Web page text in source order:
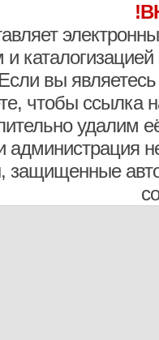
и
вы являетесь
чтобы ссылка
удалим
администрация
защищенные